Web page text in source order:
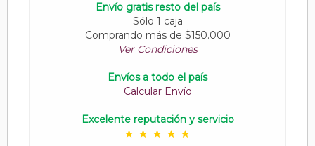
Envío gratis resto del país
Sólo 1 caja
Comprando más de $150.000
Ver Condiciones
Envíos a todo el país
Calcular Envío
Excelente reputación y servicio